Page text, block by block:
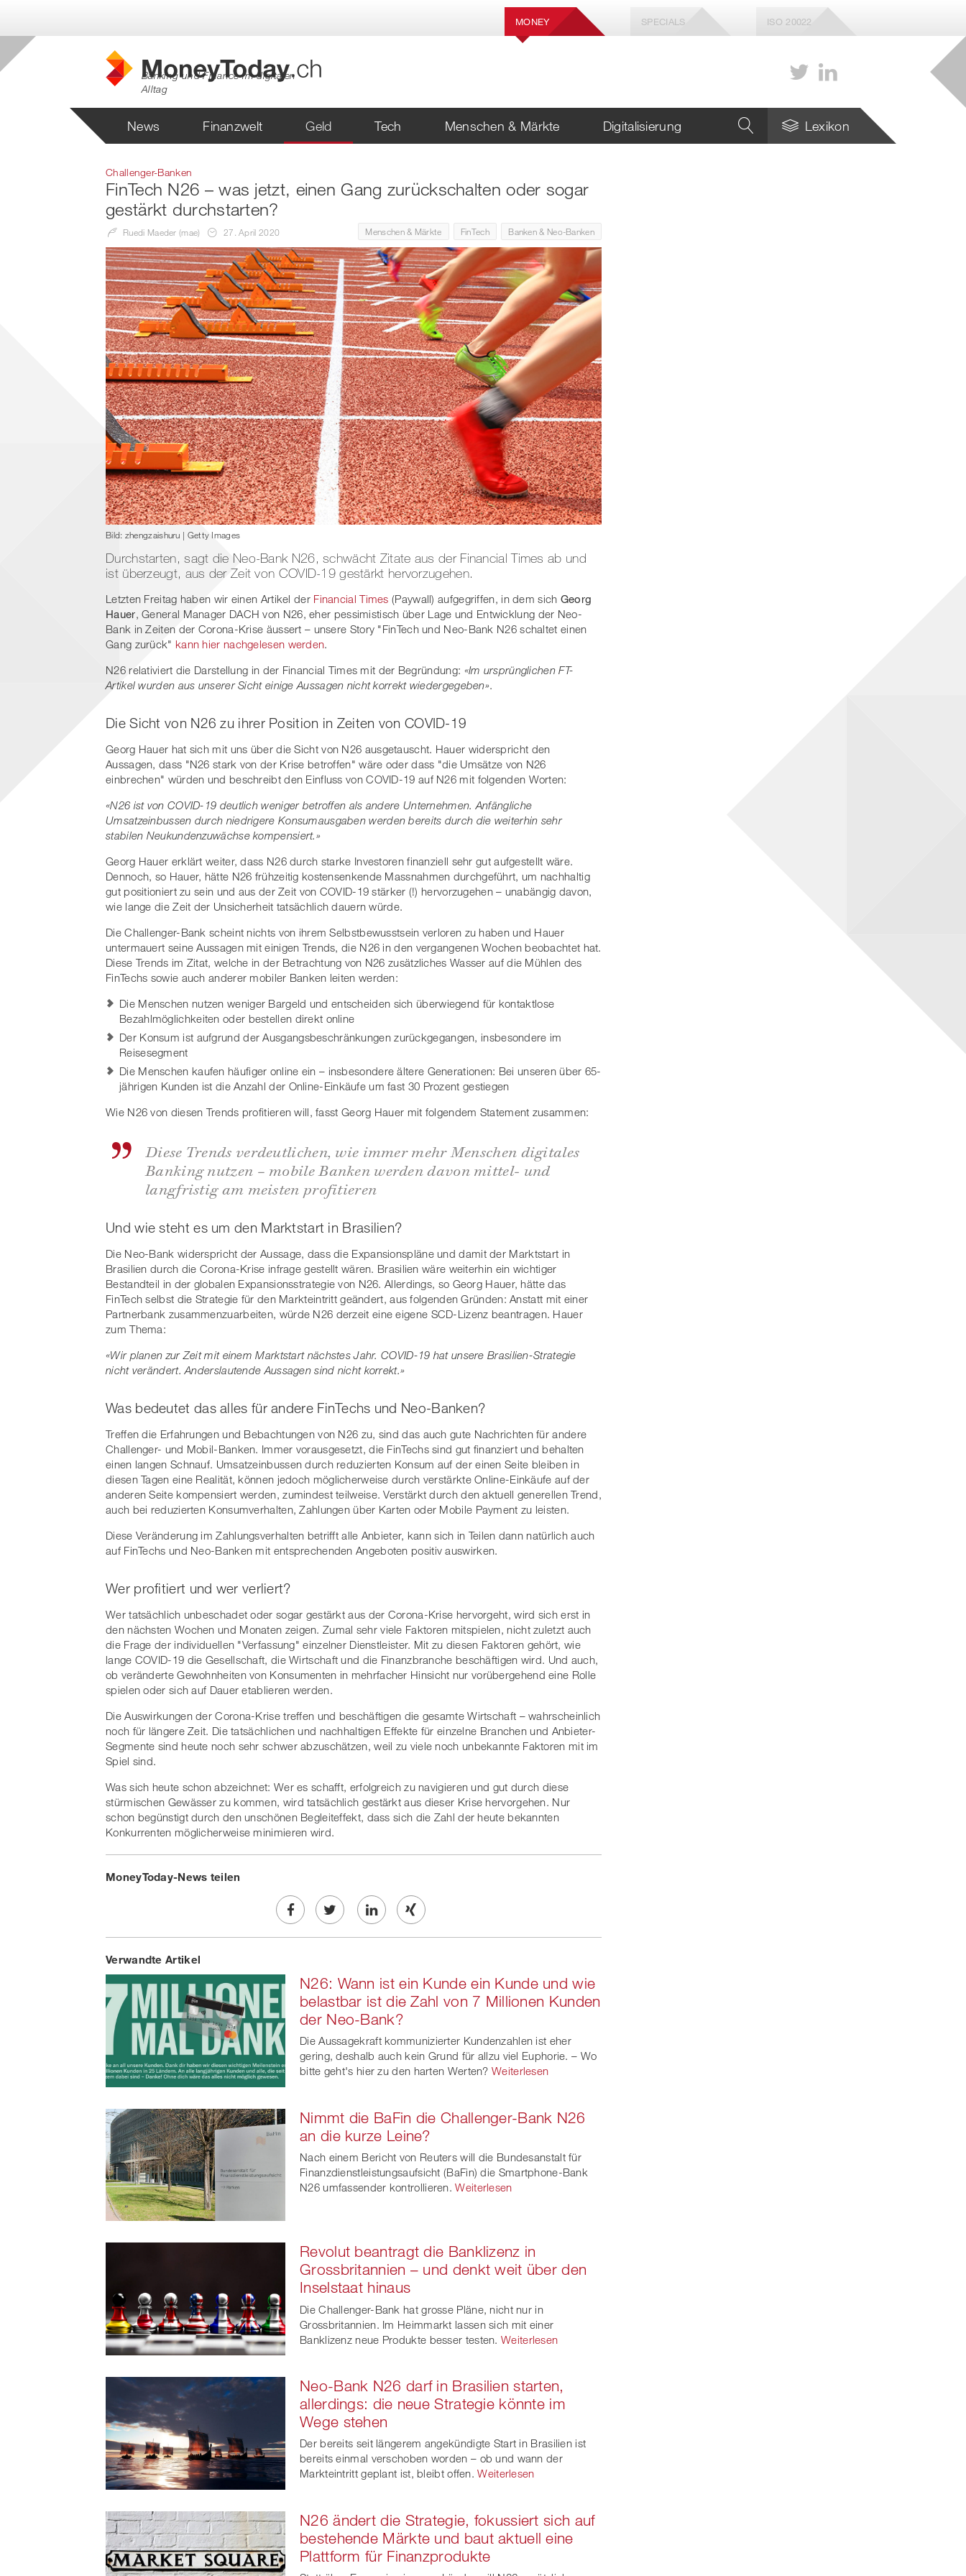
MONEY SPECIALS ISO 20022
Banking und Finance im digitalen
Alltag
News Finanzwelt Geld Tech Menschen & Märkte Digitalisierung Lexikon
Challenger-Banken
FinTech N26 – was jetzt, einen Gang zurückschalten oder sogar
gestärkt durchstarten?
Ruedi Maeder (mae) 27. April 2020 Menschen & Märkte FinTech Banken & Neo-Banken
Bild: zhengzaishuru | Getty Images
Durchstarten, sagt die Neo-Bank N26, schwächt Zitate aus der Financial Times ab und
ist überzeugt, aus der Zeit von COVID-19 gestärkt hervorzugehen.
Letzten Freitag haben wir einen Artikel der Financial Times (Paywall) aufgegriffen, in dem sich Georg
Hauer, General Manager DACH von N26, eher pessimistisch über Lage und Entwicklung der Neo-
Bank in Zeiten der Corona-Krise äussert – unsere Story "FinTech und Neo-Bank N26 schaltet einen
Gang zurück" kann hier nachgelesen werden.
N26 relativiert die Darstellung in der Financial Times mit der Begründung: «Im ursprünglichen FT-
Artikel wurden aus unserer Sicht einige Aussagen nicht korrekt wiedergegeben».
Die Sicht von N26 zu ihrer Position in Zeiten von COVID-19
Georg Hauer hat sich mit uns über die Sicht von N26 ausgetauscht. Hauer widerspricht den
Aussagen, dass "N26 stark von der Krise betroffen" wäre oder dass "die Umsätze von N26
einbrechen" würden und beschreibt den Einfluss von COVID-19 auf N26 mit folgenden Worten:
«N26 ist von COVID-19 deutlich weniger betroffen als andere Unternehmen. Anfängliche
Umsatzeinbussen durch niedrigere Konsumausgaben werden bereits durch die weiterhin sehr
stabilen Neukundenzuwächse kompensiert.»
Georg Hauer erklärt weiter, dass N26 durch starke Investoren finanziell sehr gut aufgestellt wäre.
Dennoch, so Hauer, hätte N26 frühzeitig kostensenkende Massnahmen durchgeführt, um nachhaltig
gut positioniert zu sein und aus der Zeit von COVID-19 stärker (!) hervorzugehen – unabängig davon,
wie lange die Zeit der Unsicherheit tatsächlich dauern würde.
Die Challenger-Bank scheint nichts von ihrem Selbstbewusstsein verloren zu haben und Hauer
untermauert seine Aussagen mit einigen Trends, die N26 in den vergangenen Wochen beobachtet hat.
Diese Trends im Zitat, welche in der Betrachtung von N26 zusätzliches Wasser auf die Mühlen des
FinTechs sowie auch anderer mobiler Banken leiten werden:
Die Menschen nutzen weniger Bargeld und entscheiden sich überwiegend für kontaktlose
Bezahlmöglichkeiten oder bestellen direkt online
Der Konsum ist aufgrund der Ausgangsbeschränkungen zurückgegangen, insbesondere im
Reisesegment
Die Menschen kaufen häufiger online ein – insbesondere ältere Generationen: Bei unseren über 65-
jährigen Kunden ist die Anzahl der Online-Einkäufe um fast 30 Prozent gestiegen
Wie N26 von diesen Trends profitieren will, fasst Georg Hauer mit folgendem Statement zusammen:
Diese Trends verdeutlichen, wie immer mehr Menschen digitales
Banking nutzen – mobile Banken werden davon mittel- und
langfristig am meisten profitieren
Und wie steht es um den Marktstart in Brasilien?
Die Neo-Bank widerspricht der Aussage, dass die Expansionspläne und damit der Marktstart in
Brasilien durch die Corona-Krise infrage gestellt wären. Brasilien wäre weiterhin ein wichtiger
Bestandteil in der globalen Expansionsstrategie von N26. Allerdings, so Georg Hauer, hätte das
FinTech selbst die Strategie für den Markteintritt geändert, aus folgenden Gründen: Anstatt mit einer
Partnerbank zusammenzuarbeiten, würde N26 derzeit eine eigene SCD-Lizenz beantragen. Hauer
zum Thema:
«Wir planen zur Zeit mit einem Marktstart nächstes Jahr. COVID-19 hat unsere Brasilien-Strategie
nicht verändert. Anderslautende Aussagen sind nicht korrekt.»
Was bedeutet das alles für andere FinTechs und Neo-Banken?
Treffen die Erfahrungen und Bebachtungen von N26 zu, sind das auch gute Nachrichten für andere
Challenger- und Mobil-Banken. Immer vorausgesetzt, die FinTechs sind gut finanziert und behalten
einen langen Schnauf. Umsatzeinbussen durch reduzierten Konsum auf der einen Seite bleiben in
diesen Tagen eine Realität, können jedoch möglicherweise durch verstärkte Online-Einkäufe auf der
anderen Seite kompensiert werden, zumindest teilweise. Verstärkt durch den aktuell generellen Trend,
auch bei reduzierten Konsumverhalten, Zahlungen über Karten oder Mobile Payment zu leisten.
Diese Veränderung im Zahlungsverhalten betrifft alle Anbieter, kann sich in Teilen dann natürlich auch
auf FinTechs und Neo-Banken mit entsprechenden Angeboten positiv auswirken.
Wer profitiert und wer verliert?
Wer tatsächlich unbeschadet oder sogar gestärkt aus der Corona-Krise hervorgeht, wird sich erst in
den nächsten Wochen und Monaten zeigen. Zumal sehr viele Faktoren mitspielen, nicht zuletzt auch
die Frage der individuellen "Verfassung" einzelner Dienstleister. Mit zu diesen Faktoren gehört, wie
lange COVID-19 die Gesellschaft, die Wirtschaft und die Finanzbranche beschäftigen wird. Und auch,
ob veränderte Gewohnheiten von Konsumenten in mehrfacher Hinsicht nur vorübergehend eine Rolle
spielen oder sich auf Dauer etablieren werden.
Die Auswirkungen der Corona-Krise treffen und beschäftigen die gesamte Wirtschaft – wahrscheinlich
noch für längere Zeit. Die tatsächlichen und nachhaltigen Effekte für einzelne Branchen und Anbieter-
Segmente sind heute noch sehr schwer abzuschätzen, weil zu viele noch unbekannte Faktoren mit im
Spiel sind.
Was sich heute schon abzeichnet: Wer es schafft, erfolgreich zu navigieren und gut durch diese
stürmischen Gewässer zu kommen, wird tatsächlich gestärkt aus dieser Krise hervorgehen. Nur
schon begünstigt durch den unschönen Begleiteffekt, dass sich die Zahl der heute bekannten
Konkurrenten möglicherweise minimieren wird.
MoneyToday-News teilen
Share
Facebook
Twe
on
twitt
er
Share
linkedin
Share
Xing
Verwandte Artikel
N26: Wann ist ein Kunde ein Kunde und wie
belastbar ist die Zahl von 7 Millionen Kunden
der Neo-Bank?
Die Aussagekraft kommunizierter Kundenzahlen ist eher
gering, deshalb auch kein Grund für allzu viel Euphorie. – Wo
bitte geht's hier zu den harten Werten? Weiterlesen
Nimmt die BaFin die Challenger-Bank N26
an die kurze Leine?
Nach einem Bericht von Reuters will die Bundesanstalt für
Finanzdienstleistungsaufsicht (BaFin) die Smartphone-Bank
N26 umfassender kontrollieren. Weiterlesen
Revolut beantragt die Banklizenz in
Grossbritannien – und denkt weit über den
Inselstaat hinaus
Die Challenger-Bank hat grosse Pläne, nicht nur in
Grossbritannien. Im Heimmarkt lassen sich mit einer
Banklizenz neue Produkte besser testen. Weiterlesen
Neo-Bank N26 darf in Brasilien starten,
allerdings: die neue Strategie könnte im
Wege stehen
Der bereits seit längerem angekündigte Start in Brasilien ist
bereits einmal verschoben worden – ob und wann der
Markteintritt geplant ist, bleibt offen. Weiterlesen
N26 ändert die Strategie, fokussiert sich auf
bestehende Märkte und baut aktuell eine
Plattform für Finanzprodukte